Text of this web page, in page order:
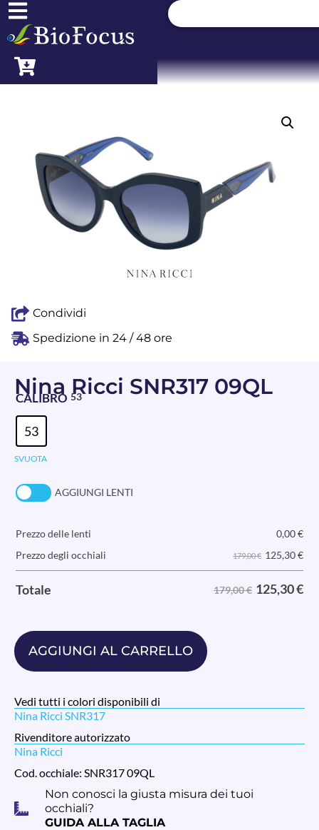
Condividi
Spedizione in 24 / 48 ore
Nina Ricci SNR317 09QL
CALIBRO 53
53
SVUOTA
AGGIUNGI LENTI
Prezzo delle lenti 0,00€
Prezzo degli occhiali
179,00 € 125,30€
Totale 179,00 € 125,30€
AGGIUNGI AL CARRELLO
Vedi tutti i colori disponibili di
Nina Ricci SNR317
Rivenditore autorizzato
Nina Ricci
Cod. occhiale: SNR317 09QL
Non conosci la giusta misura dei tuoi
occhiali?
GUIDA ALLA TAGLIA